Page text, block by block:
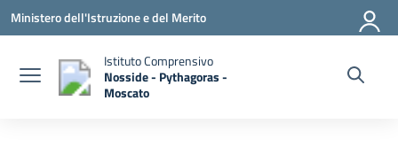
Vai ai contenuti
Vai al menu di navigazione
Vai al footer
Ministero dell'Istruzione e del Merito
Istituto Comprensivo
Nosside - Pythagoras -
Moscato